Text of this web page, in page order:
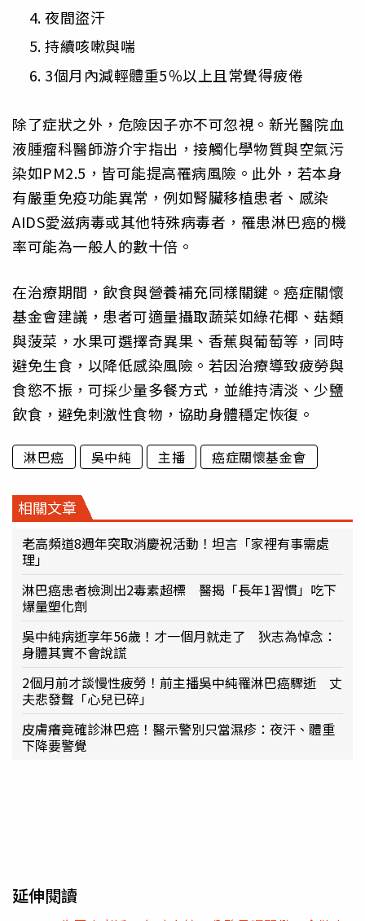
夜間盜汗
持續咳嗽與喘
3個月內減輕體重5％以上且常覺得疲倦
除了症狀之外，危險因子亦不可忽視。新光醫院血
液腫瘤科醫師游介宇指出，接觸化學物質與空氣污
染如PM2.5，皆可能提高罹病風險。此外，若本身
有嚴重免疫功能異常，例如腎臟移植患者、感染
AIDS愛滋病毒或其他特殊病毒者，罹患淋巴癌的機
率可能為一般人的數十倍。
在治療期間，飲食與營養補充同樣關鍵。癌症關懷
基金會建議，患者可適量攝取蔬菜如綠花椰、菇類
與菠菜，水果可選擇奇異果、香蕉與葡萄等，同時
避免生食，以降低感染風險。若因治療導致疲勞與
食慾不振，可採少量多餐方式，並維持清淡、少鹽
飲食，避免刺激性食物，協助身體穩定恢復。
淋巴癌 吳中純 主播 癌症關懷基金會
相關文章
老高頻道8週年突取消慶祝活動！坦言「家裡有事需處
理」
淋巴癌患者檢測出2毒素超標 醫揭「長年1習慣」吃下
爆量塑化劑
吳中純病逝享年56歲！才一個月就走了 狄志為悼念：
身體其實不會說謊
2個月前才談慢性疲勞！前主播吳中純罹淋巴癌驟逝 丈
夫悲發聲「心兒已碎」
皮膚癢竟確診淋巴癌！醫示警別只當濕疹：夜汗、體重
下降要警覺
延伸閱讀